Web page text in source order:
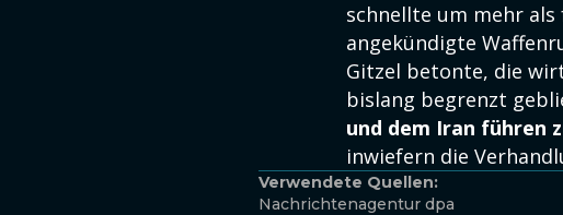
schnellte um mehr
angekündigte
Gitzel betonte, die
bislang begrenzt
und dem Iran führen
inwiefern die
Verwendete Quellen:
Nachrichtenagentur dpa